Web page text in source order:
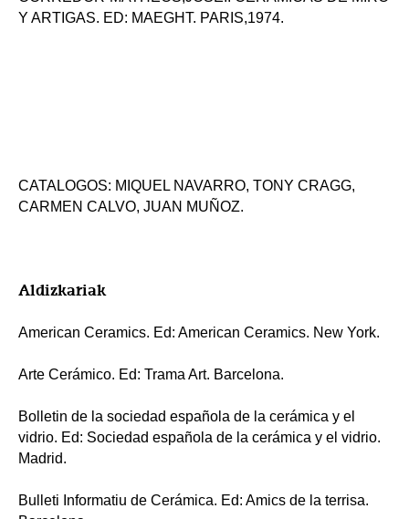
Y ARTIGAS. ED: MAEGHT. PARIS,1974.
CATALOGOS: MIQUEL NAVARRO, TONY CRAGG,
CARMEN CALVO, JUAN MUÑOZ.
Aldizkariak
American Ceramics. Ed: American Ceramics. New York.
Arte Cerámico. Ed: Trama Art. Barcelona.
Bolletin de la sociedad española de la cerámica y el
vidrio. Ed: Sociedad española de la cerámica y el vidrio.
Madrid.
Bulleti Informatiu de Cerámica. Ed: Amics de la terrisa.